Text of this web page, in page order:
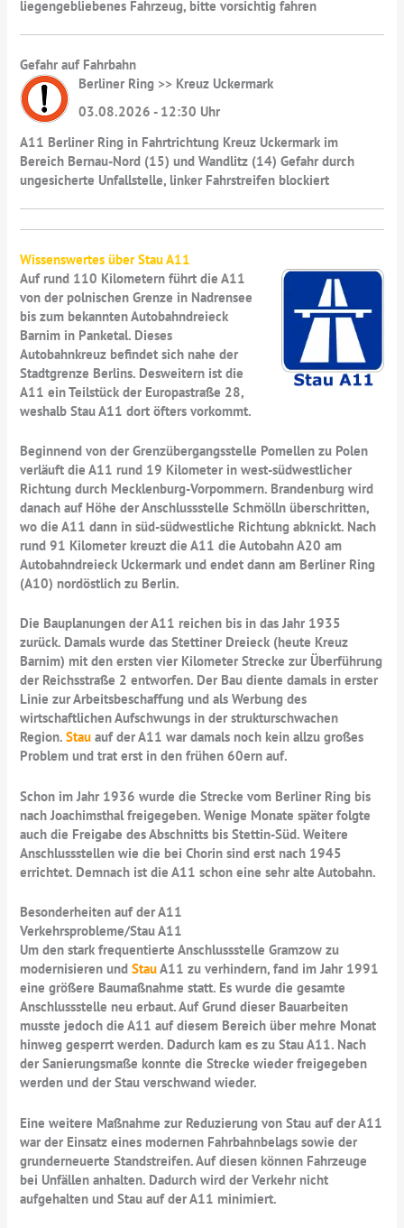
liegengebliebenes Fahrzeug, bitte vorsichtig fahren
Gefahr auf Fahrbahn
Berliner Ring >> Kreuz Uckermark
03.08.2026 - 12:30 Uhr
A11 Berliner Ring in Fahrtrichtung Kreuz Uckermark im
Bereich Bernau-Nord (15) und Wandlitz (14) Gefahr durch
ungesicherte Unfallstelle, linker Fahrstreifen blockiert
Wissenswertes über Stau A11
Auf rund 110 Kilometern führt die A11
von der polnischen Grenze in Nadrensee
bis zum bekannten Autobahndreieck
Barnim in Panketal. Dieses
Autobahnkreuz befindet sich nahe der
Stadtgrenze Berlins. Desweitern ist die
A11 ein Teilstück der Europastraße 28,
weshalb Stau A11 dort öfters vorkommt.
Beginnend von der Grenzübergangsstelle Pomellen zu Polen
verläuft die A11 rund 19 Kilometer in west-südwestlicher
Richtung durch Mecklenburg-Vorpommern. Brandenburg wird
danach auf Höhe der Anschlussstelle Schmölln überschritten,
wo die A11 dann in süd-südwestliche Richtung abknickt. Nach
rund 91 Kilometer kreuzt die A11 die Autobahn A20 am
Autobahndreieck Uckermark und endet dann am Berliner Ring
(A10) nordöstlich zu Berlin.
Die Bauplanungen der A11 reichen bis in das Jahr 1935
zurück. Damals wurde das Stettiner Dreieck (heute Kreuz
Barnim) mit den ersten vier Kilometer Strecke zur Überführung
der Reichsstraße 2 entworfen. Der Bau diente damals in erster
Linie zur Arbeitsbeschaffung und als Werbung des
wirtschaftlichen Aufschwungs in der strukturschwachen
Region.Stau auf der A11 war damals noch kein allzu großes
Problem und trat erst in den frühen 60ern auf.
Schon im Jahr 1936 wurde die Strecke vom Berliner Ring bis
nach Joachimsthal freigegeben. Wenige Monate später folgte
auch die Freigabe des Abschnitts bis Stettin-Süd. Weitere
Anschlussstellen wie die bei Chorin sind erst nach 1945
errichtet. Demnach ist die A11 schon eine sehr alte Autobahn.
Besonderheiten auf der A11
Verkehrsprobleme/Stau A11
Um den stark frequentierte Anschlussstelle Gramzow zu
modernisieren undStauA11 zu verhindern, fand im Jahr 1991
eine größere Baumaßnahme statt. Es wurde die gesamte
Anschlussstelle neu erbaut. Auf Grund dieser Bauarbeiten
musste jedoch die A11 auf diesem Bereich über mehre Monat
hinweg gesperrt werden. Dadurch kam es zu Stau A11. Nach
der Sanierungsmaße konnte die Strecke wieder freigegeben
werden und der Stau verschwand wieder.
Eine weitere Maßnahme zur Reduzierung von Stau auf der A11
war der Einsatz eines modernen Fahrbahnbelags sowie der
grunderneuerte Standstreifen. Auf diesen können Fahrzeuge
bei Unfällen anhalten. Dadurch wird der Verkehr nicht
aufgehalten und Stau auf der A11 minimiert.